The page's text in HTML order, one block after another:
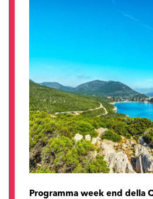
Programma week end della